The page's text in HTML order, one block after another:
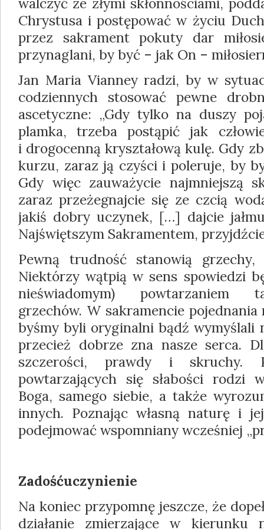
Chrystusa i postępować w życiu
przez sakrament pokuty dar
przynaglani, by być – jak On –
Jan Maria Vianney radzi, by w
codziennych stosować pewne
ascetyczne: „Gdy tylko na duszy
plamka, trzeba postąpić jak
i drogocenną kryształową kulę. Gdy
kurzu, zaraz ją czyści i poleruje, by
Gdy więc zauważycie najmniejszą
zaraz przeżegnajcie się ze czcią
jakiś dobry uczynek, […] dajcie
Najświętszym Sakramentem,
Pewną trudność stanowią
Niektórzy wątpią w sens spowiedzi
nieświadomym) powtarzaniem
grzechów. W sakramencie
byśmy byli oryginalni bądź wymyślali
przecież dobrze zna nasze serca.
szczerości, prawdy i skruchy.
powtarzających się słabości rodzi
Boga, samego siebie, a także
innych. Poznając własną naturę i
podejmować wspomniany wcześniej
Zadośćuczynienie
Na koniec przypomnę jeszcze, że
działanie zmierzające w kierunku